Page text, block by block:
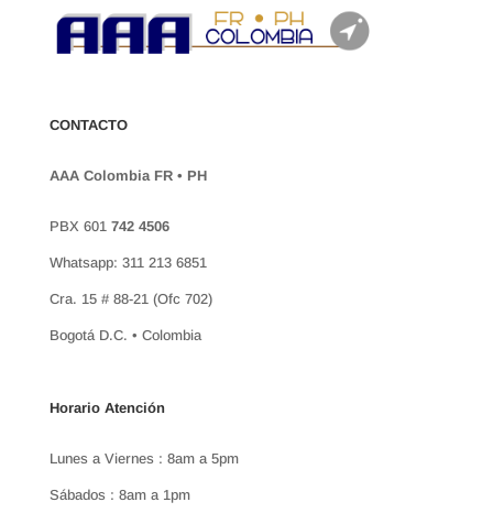
CONTACTO
AAA Colombia FR • PH
PBX 601 742 4506
Whatsapp: 311 213 6851
Cra. 15 # 88-21 (Ofc 702)
Bogotá D.C. • Colombia
Horario Atención
Lunes a Viernes : 8am a 5pm
Sábados : 8am a 1pm